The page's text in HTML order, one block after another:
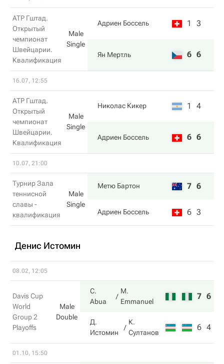
ATP Гштад.
Открытый
чемпионат
Швейцарии.
Квалификация
Male
Single
Адриен Боссель 1 3
Ян Мертль 6 6
16.07, 12:55
ATP Гштад.
Открытый
чемпионат
Швейцарии.
Квалификация
Male
Single
Николас Кикер 1 4
Адриен Боссель 6 6
10.07, 21:00
Турнир Зала
теннисной
славы -
квалификация
Male
Single
Метю Бартон 7 6
Адриен Боссель 6 3
Денис Истомин
08.02, 12:05
Davis Cup
World
Group 2
Playoffs
Male
Double
C.
Abua
M.
Emmanuel
7 6
Д.
Истомин
К.
Султанов
6 4
01.10, 15:50